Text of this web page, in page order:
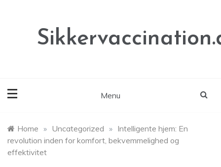
Menu
Home » Uncategorized » Intelligente hjem: En
revolution inden for komfort, bekvemmelighed og
effektivitet